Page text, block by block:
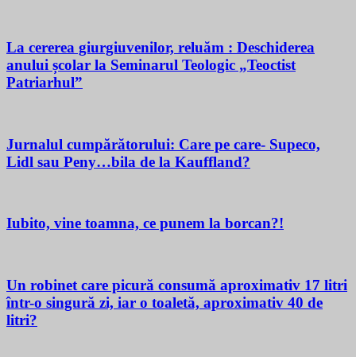
La cererea giurgiuvenilor, reluăm : Deschiderea
anului școlar la Seminarul Teologic „Teoctist
Patriarhul”
Jurnalul cumpărătorului: Care pe care- Supeco,
Lidl sau Peny…bila de la Kauffland?
Iubito, vine toamna, ce punem la borcan?!
Un robinet care picură consumă aproximativ 17 litri
într-o singură zi, iar o toaletă, aproximativ 40 de
litri?